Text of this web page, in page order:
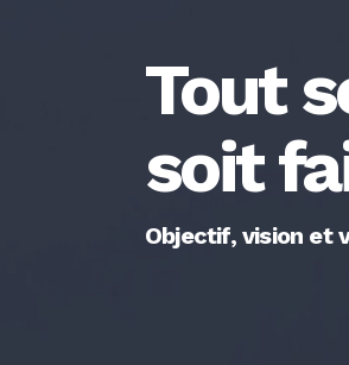
Tout
soit
Objectif, vision et